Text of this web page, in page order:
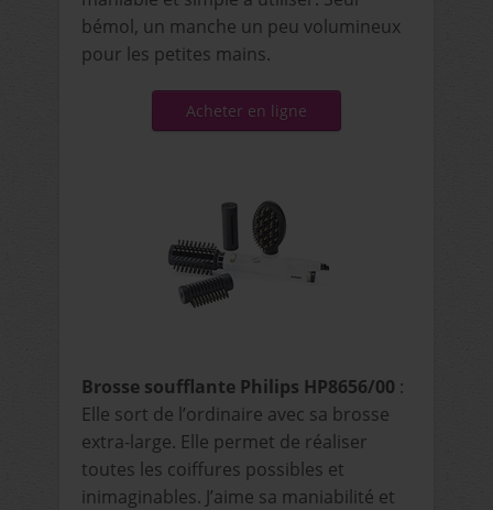
bémol, un manche un peu volumineux
pour les petites mains.
Acheter en ligne
Brosse soufflante Philips HP8656/00 :
Elle sort de l’ordinaire avec sa brosse
extra-large. Elle permet de réaliser
toutes les coiffures possibles et
inimaginables. J’aime sa maniabilité et